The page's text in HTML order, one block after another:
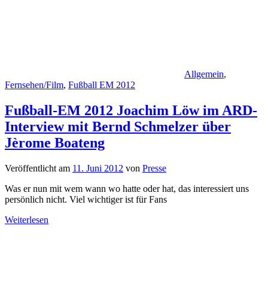
Allgemein,
Fernsehen/Film, Fußball EM 2012
Fußball-EM 2012 Joachim Löw im ARD-
Interview mit Bernd Schmelzer über
Jèrome Boateng
Veröffentlicht am 11. Juni 2012 von Presse
Was er nun mit wem wann wo hatte oder hat, das interessiert uns
persönlich nicht. Viel wichtiger ist für Fans
Weiterlesen